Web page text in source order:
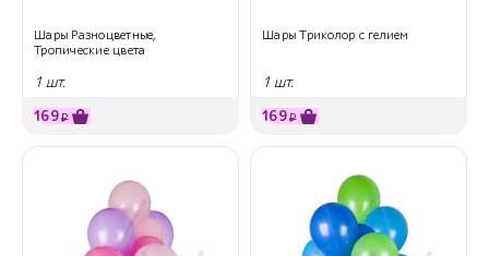
Шары Разноцветные,
Тропические цвета
1 шт.
169₽
Шары Триколор с гелием
1 шт.
169₽